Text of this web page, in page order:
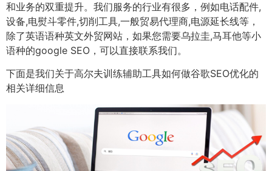
和业务的双重提升。我们服务的行业有很多，例如电话配件,
设备,电熨斗零件,切削工具,一般贸易代理商,电源延长线等，
除了英语语种英文外贸网站，如果您需要乌拉圭,马耳他等小
语种的google SEO，可以直接联系我们。
下面是我们关于高尔夫训练辅助工具如何做谷歌SEO优化的
相关详细信息